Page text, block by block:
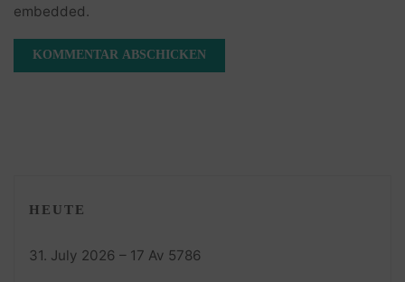
embedded.
HEUTE
31. July 2026 – 17 Av 5786